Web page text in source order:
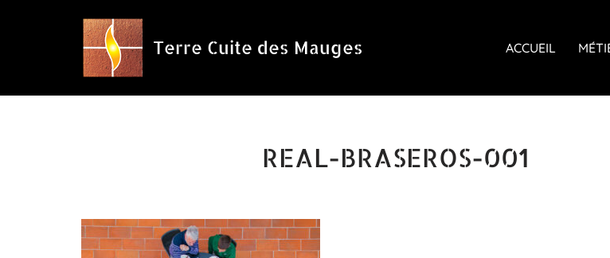
Terre Cuite des Mauges ACCUEIL
REAL-BRASEROS-001